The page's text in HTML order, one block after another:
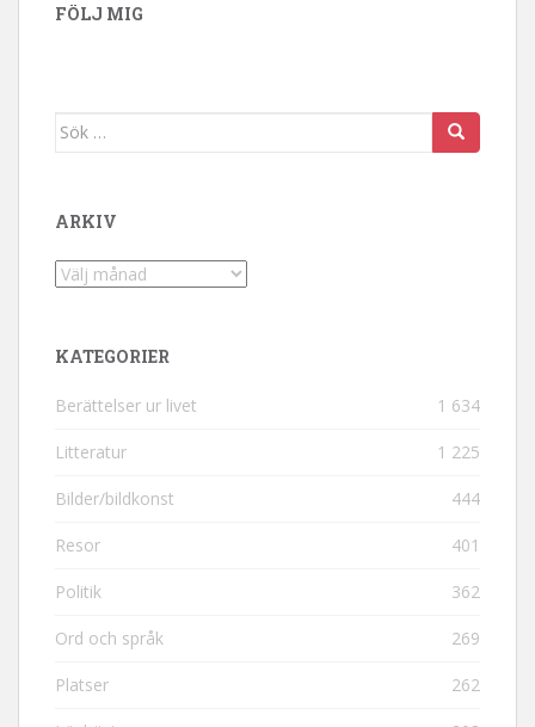
FÖLJ MIG
Sök efter:
ARKIV
Arkiv
KATEGORIER
Berättelser ur livet 1 634
Litteratur 1 225
Bilder/bildkonst 444
Resor 401
Politik 362
Ord och språk 269
Platser 262